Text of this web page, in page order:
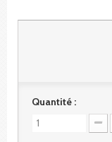
Quantité :